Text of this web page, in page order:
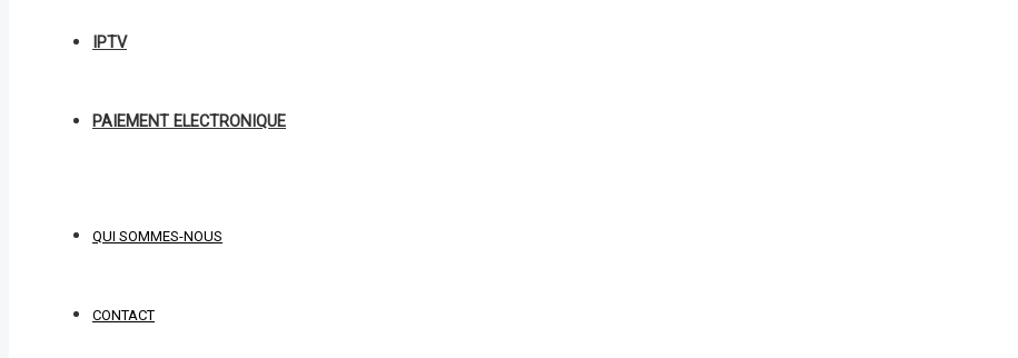
IPTV
PAIEMENT ELECTRONIQUE
QUI SOMMES-NOUS
CONTACT